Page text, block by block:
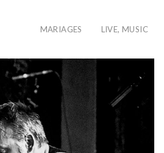
MARIAGES LIVE, MUSIC